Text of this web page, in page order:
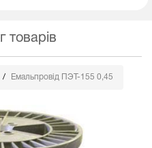
товарів
Емальпровід ПЭТ-155 0,45